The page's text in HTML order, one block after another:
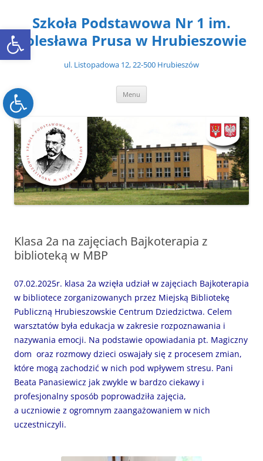
Open toolbar
Open toolbar
treściSzkoła Podstawowa Nr 1 im.
Bolesława Prusa w Hrubieszowie
ul. Listopadowa 12, 22-500 Hrubieszów
Menu
Klasa 2a na zajęciach Bajkoterapia z
biblioteką w MBP
07.02.2025r. klasa 2a wzięła udział w zajęciach Bajkoterapia
w bibliotece zorganizowanych przez Miejską Bibliotekę
Publiczną Hrubieszowskie Centrum Dziedzictwa. Celem
warsztatów była edukacja w zakresie rozpoznawania i
nazywania emocji. Na podstawie opowiadania pt. Magiczny
dom oraz rozmowy dzieci oswajały się z procesem zmian,
które mogą zachodzić w nich pod wpływem stresu. Pani
Beata Panasiewicz jak zwykle w bardzo ciekawy i
profesjonalny sposób poprowadziła zajęcia,
a uczniowie z ogromnym zaangażowaniem w nich
uczestniczyli.